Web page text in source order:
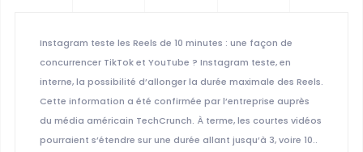
Instagram teste les Reels de 10 minutes : une façon de
concurrencer TikTok et YouTube ? Instagram teste, en
interne, la possibilité d’allonger la durée maximale des Reels.
Cette information a été confirmée par l’entreprise auprès
du média américain TechCrunch. À terme, les courtes vidéos
pourraient s’étendre sur une durée allant jusqu’à 3, voire 10..